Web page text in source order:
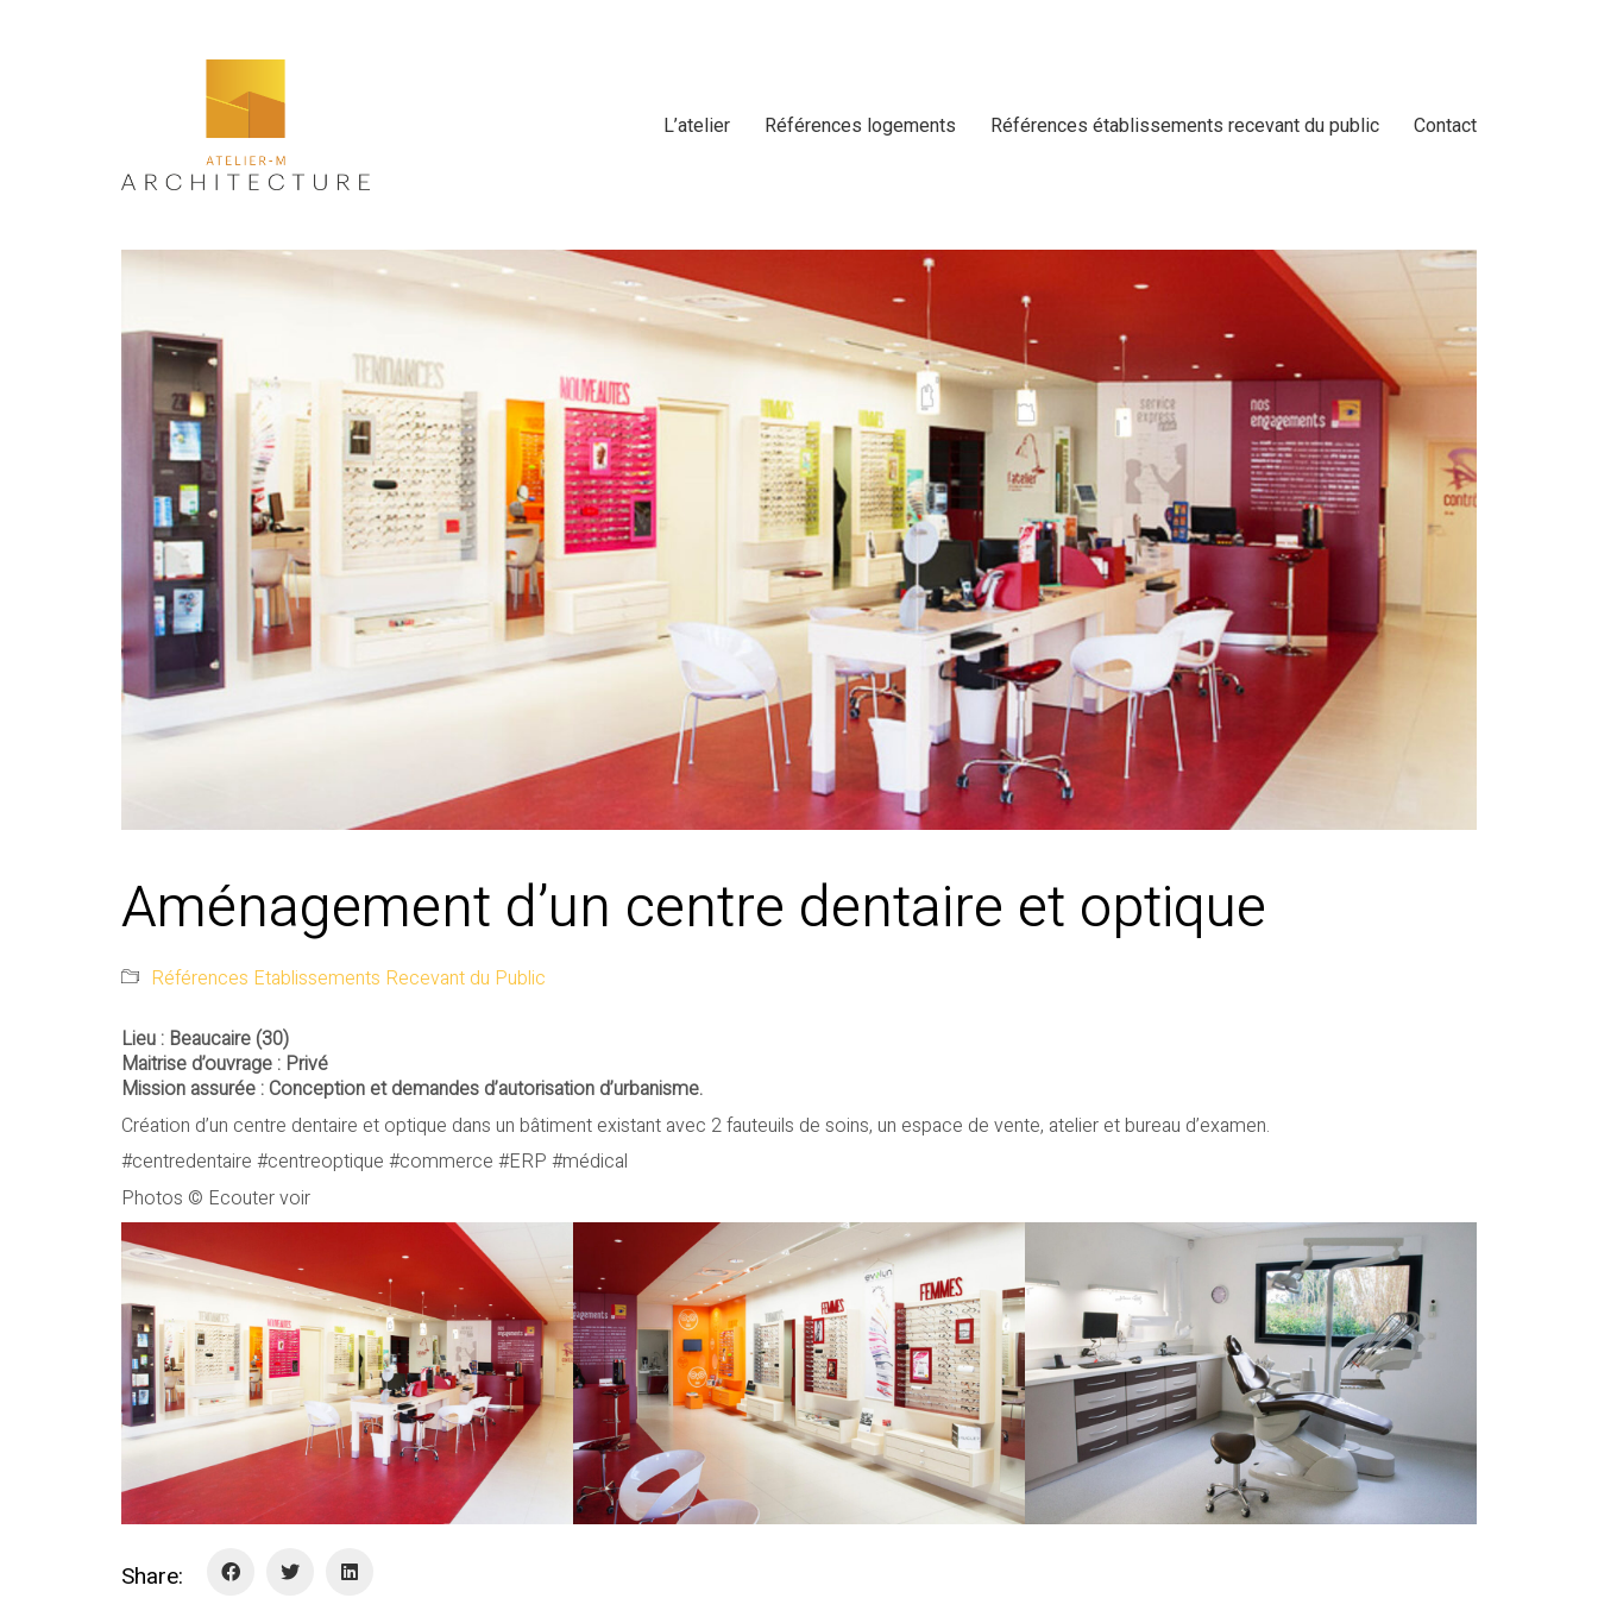
L’atelier Références logements Références établissements recevant du public Contact
Aménagement d’un centre dentaire et optique
Références Etablissements Recevant du Public
Lieu : Beaucaire (30)
Maitrise d’ouvrage : Privé
Mission assurée : Conception et demandes d’autorisation d’urbanisme.
Création d’un centre dentaire et optique dans un bâtiment existant avec 2 fauteuils de soins, un espace de vente, atelier et bureau d’examen.
#centredentaire #centreoptique #commerce #ERP #médical
Photos © Ecouter voir
Share: